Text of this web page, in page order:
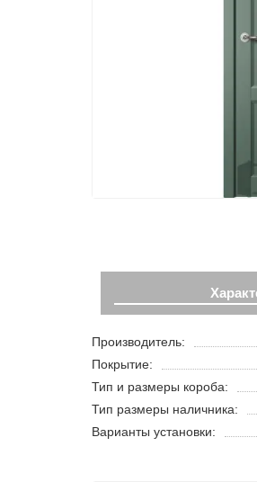
Производитель:
Покрытие:
Тип и размеры короба:
Тип размеры наличника:
Варианты установки: